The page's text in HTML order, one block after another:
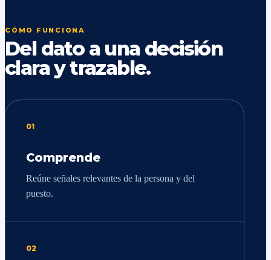
CÓMO FUNCIONA
Del dato a una decisión
clara y trazable.
01
Comprende
Reúne señales relevantes de la persona y del
puesto.
02